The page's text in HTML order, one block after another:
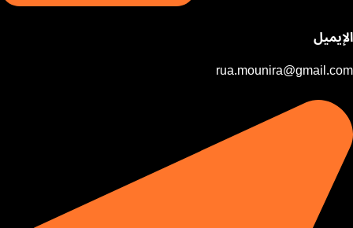
الإيميل
rua.mounira@gmail.com​